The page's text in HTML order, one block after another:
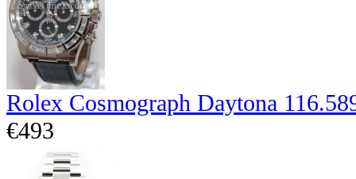
Rolex Cosmograph Daytona
€493